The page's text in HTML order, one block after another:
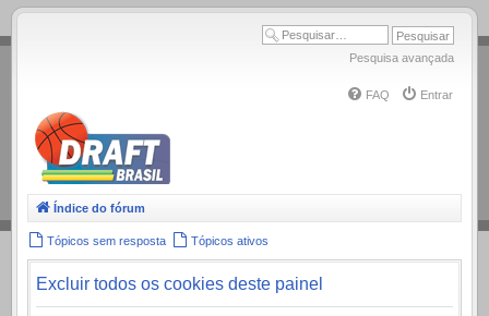
.
Pesquisa avançada
FAQ Entrar
Índice do fórum
Tópicos sem resposta Tópicos ativos
Excluir todos os cookies deste painel